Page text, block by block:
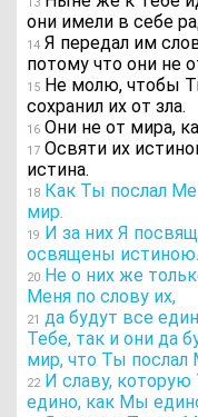
они имели в себе
14 Я передал им
потому что они не
15 Не молю, чтобы
сохранил их от зла.
16 Они не от мира,
17 Освяти их
истина.
18 Как Ты послал
мир.
19 И за них Я
освящены истиною.
20 Не о них же
Меня по слову их,
21 да будут все
Тебе, так и они да
мир, что Ты послал
22И славу, которую
едино, как Мы